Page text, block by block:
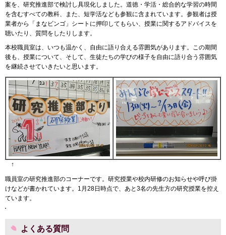
案を、研究推進部で検討し具現化しました。道徳・学活・総合的な学習の時間
を含むすべての教科、また、短学活なども参観に含まれています。参観者は授
業者から「まなビンゴ」シートに押印してもらい、授業に関するアドバイスを
聴いたり、質問をしたりします。
本校職員室は、いつも温かく、自由に語り合える雰囲気があります。この期間
後も、授業について、そして、生徒たちの学びの様子を自由に語り合う雰囲気
を継続させていきたいと思います。
↑
職員室の研究推進部のコーナーです。研究授業や校内研修のお知らせや呼び掛
けなどが書かれています。1月28日時点で、あと3名の先生方の研究授業を控え
ています。
よくある質問